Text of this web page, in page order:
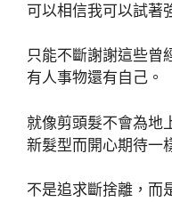
可以相信我可以試著
只能不斷謝謝這些曾
有人事物還有自己。
就像剪頭髮不會為地
新髮型而開心期待一
不是追求斷捨離，而